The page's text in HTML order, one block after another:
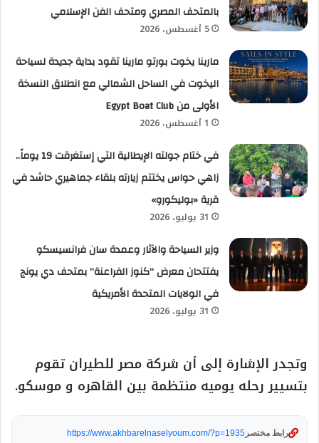
بالمتحف المصري ومتحف الفن الإسلامي
5 أغسطس، 2026
مارينا يخوت بورتو مارينا تقود بداية جديدة لسياحة
اليخوت في الساحل الشمالي مع انطلاق النسخة
الأولى من Egypt Boat Club
1 أغسطس، 2026
في ختام جولته الإيطالية التي إستغرقت 19 يوماً..
زاهي حواس يختتم زيارته بلقاء جماهيري حاشد في
قرية «بوليكورو»
31 يوليو، 2026
وزير السياحة والآثار وعمدة سان فرانسيسكو
يفتتحان معرض “كنوز الفراعنة” بمتحف دي يونج
في الولايات المتحدة الأمريكية
31 يوليو، 2026
وتجدر الإشارة إلى أن شركة مصر للطيران تقوم
بتسيير رحله يوميه منتظمة بين القاهره و موسكو.
رابط مختصر https://www.akhbarelnaselyoum.com/?p=1935